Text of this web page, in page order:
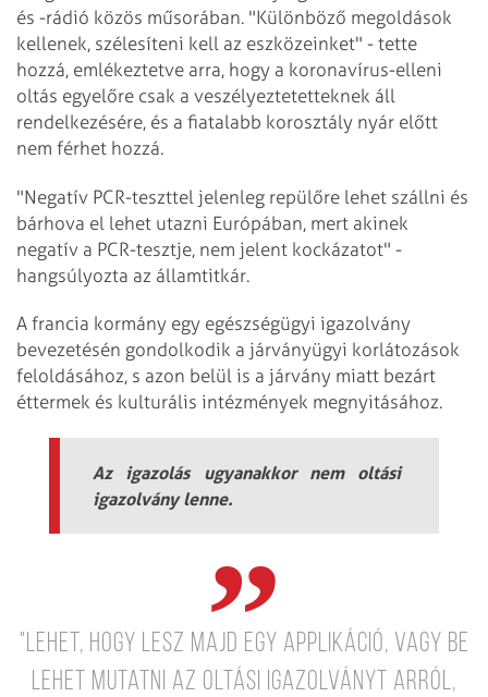
és -rádió közös műsorában. "Különböző megoldások
kellenek, szélesíteni kell az eszközeinket" - tette
hozzá, emlékeztetve arra, hogy a koronavírus-elleni
oltás egyelőre csak a veszélyeztetetteknek áll
rendelkezésére, és a fiatalabb korosztály nyár előtt
nem férhet hozzá.
"Negatív PCR-teszttel jelenleg repülőre lehet szállni és
bárhova el lehet utazni Európában, mert akinek
negatív a PCR-tesztje, nem jelent kockázatot" -
hangsúlyozta az államtitkár.
A francia kormány egy egészségügyi igazolvány
bevezetésén gondolkodik a járványügyi korlátozások
feloldásához, s azon belül is a járvány miatt bezárt
éttermek és kulturális intézmények megnyitásához.
Az igazolás ugyanakkor nem oltási
igazolvány lenne.
"Lehet, hogy lesz majd egy applikáció, vagy be
lehet mutatni az oltási igazolványt arról,